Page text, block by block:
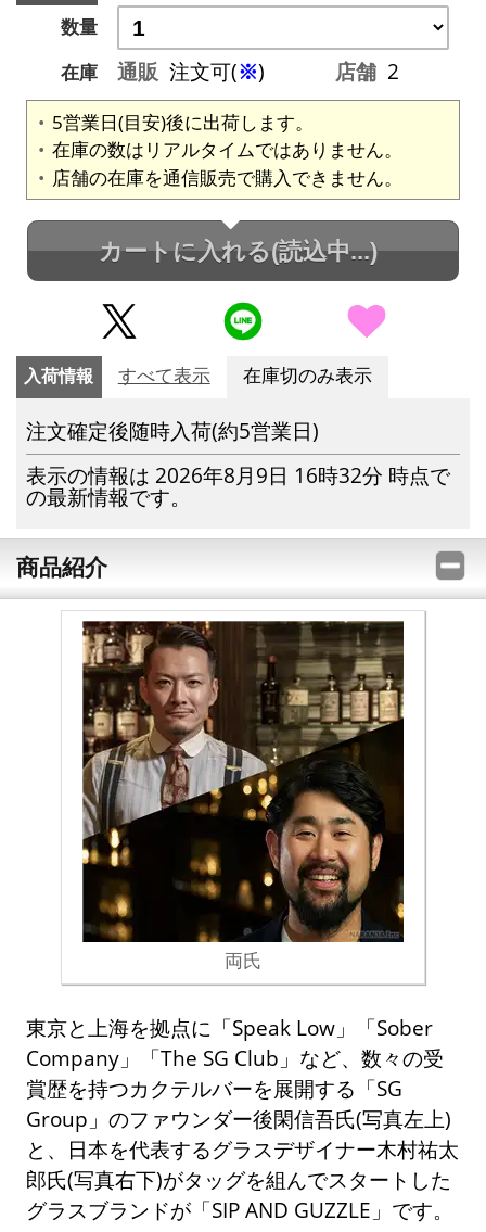
数量
在庫
通販 注文可(※) 店舗 2
5営業日(目安)後に出荷します。
在庫の数はリアルタイムではありません。
店舗の在庫を通信販売で購入できません。
カートに入れる(読込中...)
入荷情報 すべて表示 在庫切のみ表示
注文確定後随時入荷(約5営業日)
表示の情報は 2026年8月9日 16時32分 時点で
の最新情報です。
商品紹介
両氏
東京と上海を拠点に「Speak Low」「Sober
Company」「The SG Club」など、数々の受
賞歴を持つカクテルバーを展開する「SG
Group」のファウンダー後閑信吾氏(写真左上)
と、日本を代表するグラスデザイナー木村祐太
郎氏(写真右下)がタッグを組んでスタートした
グラスブランドが「SIP AND GUZZLE」です。